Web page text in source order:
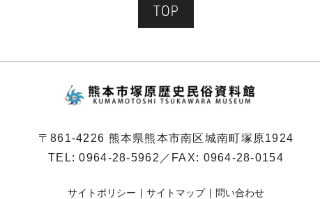
〒861-4226 熊本県熊本市南区城南町塚原1924
TEL:0964-28-5962 ／FAX: 0964-28-0154
サイトポリシー サイトマップ 問い合わせ